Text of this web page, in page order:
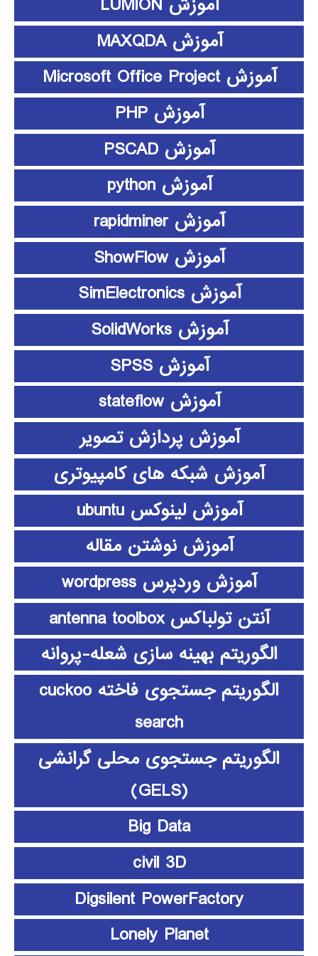
آموزش MAXQDA
آموزش Microsoft Office Project
آموزش PHP
آموزش PSCAD
آموزش python
آموزش rapidminer
آموزش ShowFlow
آموزش SimElectronics
آموزش SolidWorks
آموزش SPSS
آموزش stateflow
آموزش پردازش تصویر
آموزش شبکه های کامپیوتری
آموزش لینوکس ubuntu
آموزش نوشتن مقاله
آموزش وردپرس wordpress
آنتن تولباکس antenna toolbox
الگوریتم بهینه سازی شعله-پروانه
الگوریتم جستجوی فاخته cuckoo
search
الگوریتم جستجوی محلی گرانشی
(GELS)
Big Data
civil 3D
Digsilent PowerFactory
Lonely Planet